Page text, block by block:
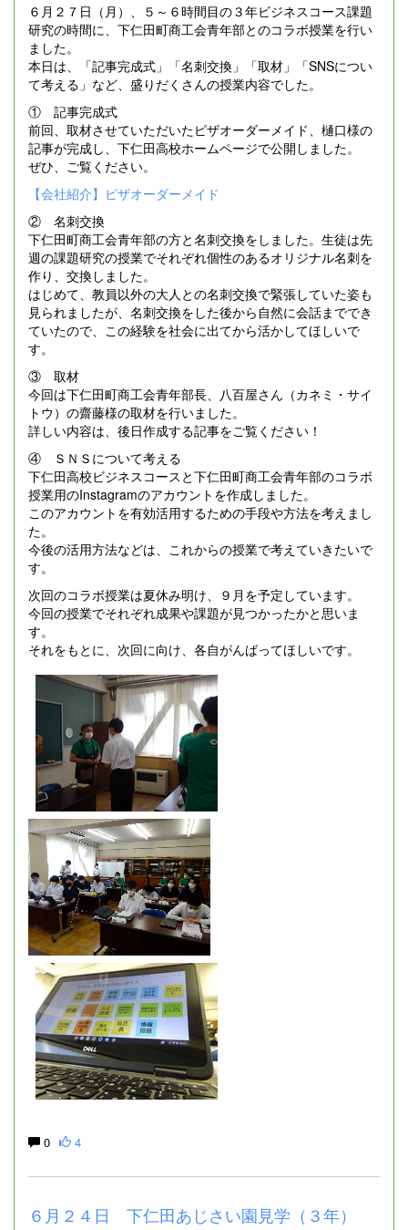
６月２７日（月）、５～６時間目の３年ビジネスコース課題
研究の時間に、下仁田町商工会青年部とのコラボ授業を行い
ました。
本日は、「記事完成式」「名刺交換」「取材」「SNSについ
て考える」など、盛りだくさんの授業内容でした。
① 記事完成式
前回、取材させていただいたピザオーダーメイド、樋口様の
記事が完成し、下仁田高校ホームページで公開しました。
ぜひ、ご覧ください。
【会社紹介】ピザオーダーメイド
② 名刺交換
下仁田町商工会青年部の方と名刺交換をしました。生徒は先
週の課題研究の授業でそれぞれ個性のあるオリジナル名刺を
作り、交換しました。
はじめて、教員以外の大人との名刺交換で緊張していた姿も
見られましたが、名刺交換をした後から自然に会話まででき
ていたので、この経験を社会に出てから活かしてほしいで
す。
③ 取材
今回は下仁田町商工会青年部長、八百屋さん（カネミ・サイ
トウ）の齋藤様の取材を行いました。
詳しい内容は、後日作成する記事をご覧ください！
④ ＳＮＳについて考える
下仁田高校ビジネスコースと下仁田町商工会青年部のコラボ
授業用のInstagramのアカウントを作成しました。
このアカウントを有効活用するための手段や方法を考えまし
た。
今後の活用方法などは、これからの授業で考えていきたいで
す。
次回のコラボ授業は夏休み明け、９月を予定しています。
今回の授業でそれぞれ成果や課題が見つかったかと思いま
す。
それをもとに、次回に向け、各自がんばってほしいです。
0 4
６月２４日 下仁田あじさい園見学（３年）